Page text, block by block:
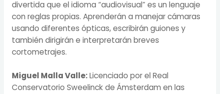
divertida que el idioma “audiovisual” es un lenguaje
con reglas propias. Aprenderán a manejar cámaras
usando diferentes ópticas, escribirán guiones y
también dirigirán e interpretarán breves
cortometrajes.
Miguel Malla Valle:Licenciado por el Real
Conservatorio Sweelinck de Ámsterdam en las